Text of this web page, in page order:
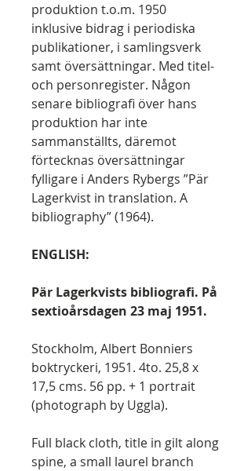
produktion t.o.m. 1950
inklusive bidrag i periodiska
publikationer, i samlingsverk
samt översättningar. Med titel-
och personregister. Någon
senare bibliografi över hans
produktion har inte
sammanställts, däremot
förtecknas översättningar
fylligare i Anders Rybergs ”Pär
Lagerkvist in translation. A
bibliography” (1964).
ENGLISH:
Pär Lagerkvists bibliografi. På
sextioårsdagen 23 maj 1951.
Stockholm, Albert Bonniers
boktryckeri, 1951. 4to. 25,8 x
17,5 cms. 56 pp. + 1 portrait
(photograph by Uggla).
Full black cloth, title in gilt along
spine, a small laurel branch